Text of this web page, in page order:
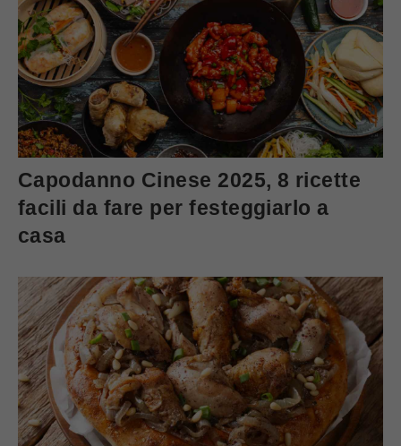
Capodanno Cinese 2025, 8 ricette
facili da fare per festeggiarlo a
casa